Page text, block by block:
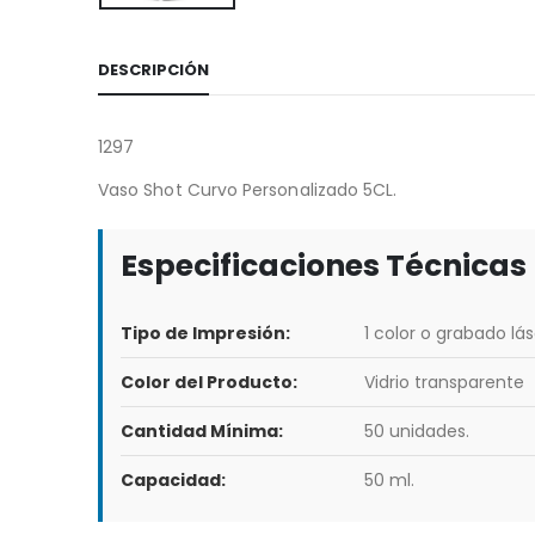
DESCRIPCIÓN
1297
Vaso Shot Curvo Personalizado 5CL.
Especificaciones Técnicas
Tipo de Impresión: 1 color o grabado
Color del Producto: Vidrio transparente
Cantidad Mínima: 50 unidades.
Capacidad: 50 ml.